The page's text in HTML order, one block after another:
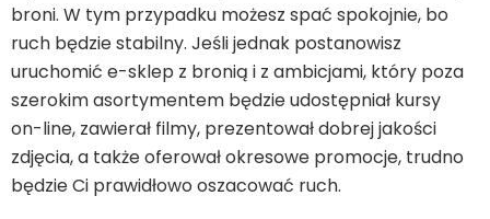
broni. W tym przypadku możesz spać spokojnie, bo
ruch będzie stabilny. Jeśli jednak postanowisz
uruchomić e-sklep z bronią i z ambicjami, który poza
szerokim asortymentem będzie udostępniał kursy
on-line, zawierał filmy, prezentował dobrej jakości
zdjęcia, a także oferował okresowe promocje, trudno
będzie Ci prawidłowo oszacować ruch.